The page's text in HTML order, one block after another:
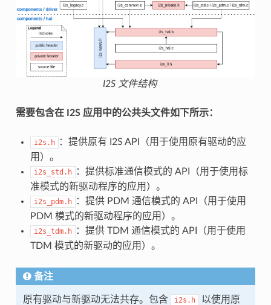
I2S 文件结构
需要包含在 I2S 应用中的公共头文件如下所示：
i2s.h
：提供原有 I2S API（用于使用原有驱动的应
用）。
i2s_std.h
：提供标准通信模式的 API（用于使用标
准模式的新驱动程序的应用）。
i2s_pdm.h
：提供 PDM 通信模式的 API（用于使用
PDM 模式的新驱动程序的应用）。
i2s_tdm.h
：提供 TDM 通信模式的 API（用于使用
TDM 模式的新驱动的应用）。
备注
原有驱动与新驱动无法共存。包含 i2s.h
以使用原